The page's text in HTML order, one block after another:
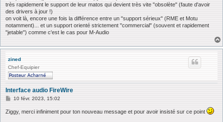
très rapidement le support de leur matos qui devient très vite "obsolète" (faute d'avoir
des drivers à jour !)
on voit là, encore une fois la différence entre un "support sérieux" (RME et Motu
notamment)... et un support orienté strictement "commercial" (souvent et rapidement
"jetable") comme c'est le cas pour M-Audio
zined
Chef-Equipier
Interface audio FireWire
M
s
s
10 févr. 2023, 15:02
Ziggy, merci infiniment pour ton nouveau message et pour avoir insisté sur ce point